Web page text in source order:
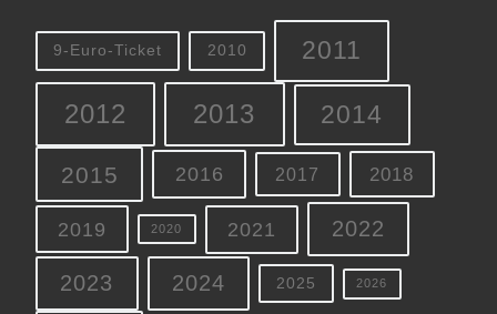
9-Euro-Ticket 2010 2011
2012 2013 2014
2015 2016 2017 2018
2019 2020 2021 2022
2023 2024 2025 2026